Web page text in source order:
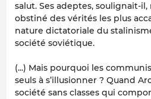
salut. Ses adeptes, soulignait-
obstiné des vérités les plus
nature dictatoriale du
société soviétique.
(...) Mais pourquoi les
seuls à s’illusionner ? Quand
société sans classes qui